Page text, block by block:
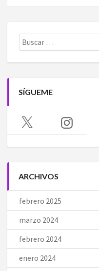
Buscar:
SÍGUEME
X Instagram
ARCHIVOS
febrero 2025
marzo 2024
febrero 2024
enero 2024